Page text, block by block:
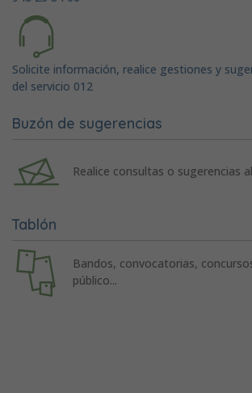
Solicite información, realice gestiones y
del servicio 012
Buzón de sugerencias
Realice consultas o sugerencias
Tablón
Bandos, convocatorias,
público...